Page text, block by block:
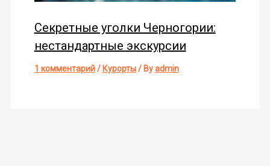
Секретные уголки Черногории:
нестандартные экскурсии
1 комментарий / Курорты/ Byadmin